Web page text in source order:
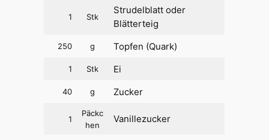
1 Stk
Strudelblatt oder
Blätterteig
250 g Topfen (Quark)
1 Stk Ei
40 g Zucker
1
Päckc
hen
Vanillezucker